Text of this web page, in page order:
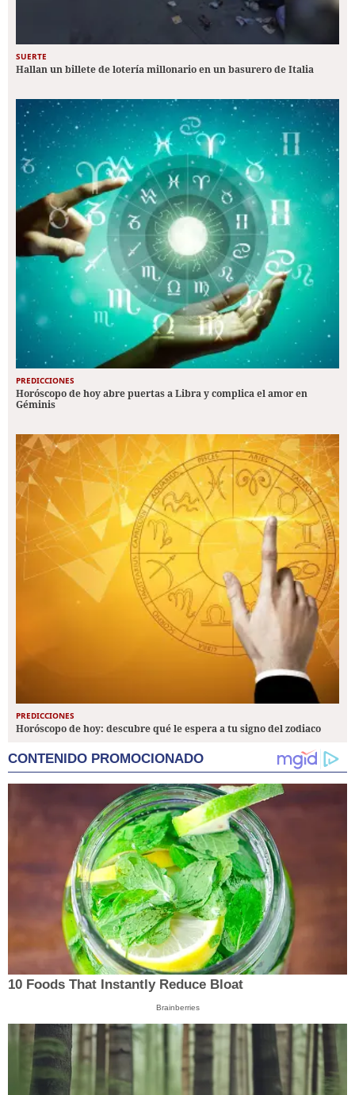
SUERTE
Hallan un billete de lotería millonario en un basurero de Italia
PREDICCIONES
Horóscopo de hoy abre puertas a Libra y complica el amor en
Géminis
PREDICCIONES
Horóscopo de hoy: descubre qué le espera a tu signo del zodiaco
CONTENIDO PROMOCIONADO
10 Foods That Instantly Reduce Bloat
Brainberries